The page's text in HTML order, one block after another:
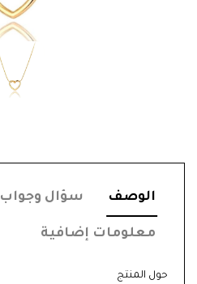
الوصف سؤال وجواب
معلومات إضافية
حول المنتج